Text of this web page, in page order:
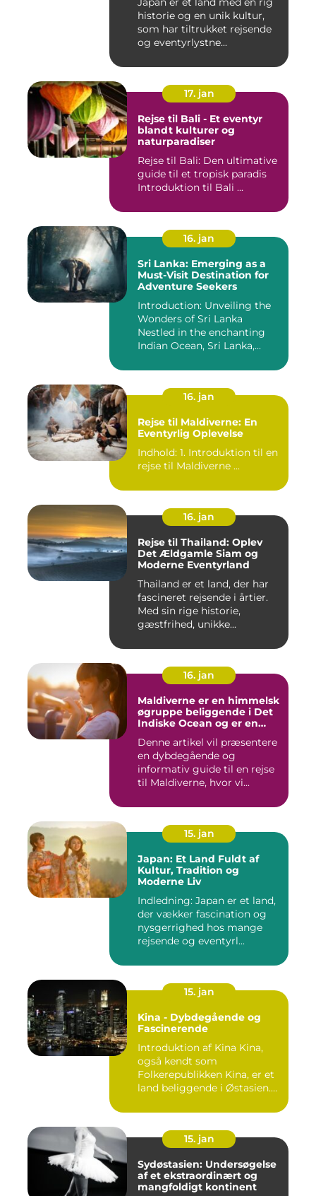
historie og en unik kultur,
som har tiltrukket rejsende
og eventyrlystne...
17. jan
Rejse til Bali - Et eventyr
blandt kulturer og
naturparadiser
Rejse til Bali: Den ultimative
guide til et tropisk paradis
Introduktion til Bali ...
16. jan
Sri Lanka: Emerging as a
Must-Visit Destination for
Adventure Seekers
Introduction: Unveiling the
Wonders of Sri Lanka
Nestled in the enchanting
Indian Ocean, Sri Lanka,...
16. jan
Rejse til Maldiverne: En
Eventyrlig Oplevelse
Indhold: 1. Introduktion til en
rejse til Maldiverne ...
16. jan
Rejse til Thailand: Oplev
Det Ældgamle Siam og
Moderne Eventyrland
Thailand er et land, der har
fascineret rejsende i årtier.
Med sin rige historie,
gæstfrihed, unikke...
16. jan
Maldiverne er en himmelsk
øgruppe beliggende i Det
Indiske Ocean og er en
rejsende og eventyrlystne
Denne artikel vil præsentere
en dybdegående og
informativ guide til en rejse
til Maldiverne, hvor vi...
15. jan
Japan: Et Land Fuldt af
Kultur, Tradition og
Moderne Liv
Indledning: Japan er et land,
der vækker fascination og
nysgerrighed hos mange
rejsende og eventyrl...
15. jan
Kina - Dybdegående og
Fascinerende
Introduktion af Kina Kina,
også kendt som
Folkerepublikken Kina, er et
land beliggende i Østasien.
15. jan
Sydøstasien: Undersøgelse
af et ekstraordinært og
mangfoldigt kontinent